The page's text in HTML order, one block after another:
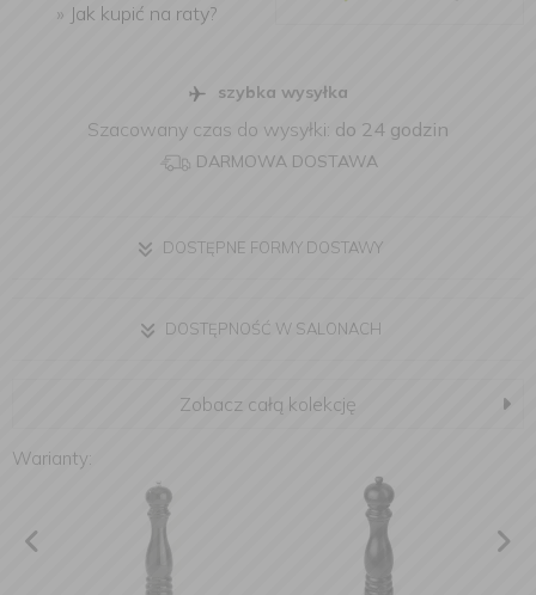
» Jak kupić na raty?
szybka wysyłka
Szacowany czas do wysyłki: do 24 godzin
DARMOWA DOSTAWA
DOSTĘPNE FORMY DOSTAWY
DOSTĘPNOŚĆ W SALONACH
Zobacz całą kolekcję
Warianty: